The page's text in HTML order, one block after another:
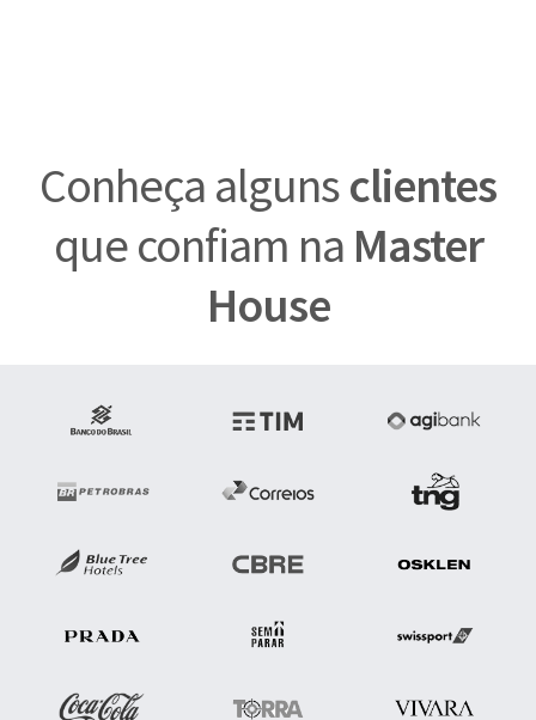
Conheça algunsclientes
que confiam na Master
House